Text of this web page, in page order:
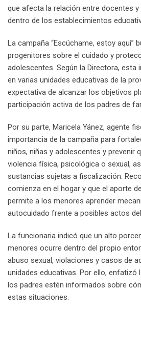
que afecta la relación entre docentes
dentro de los establecimientos
La campaña “Escúchame, estoy aquí”
progenitores sobre el cuidado y
adolescentes. Según la Directora, esta
en varias unidades educativas de la
expectativa de alcanzar los objetivos
participación activa de los padres de
Por su parte, Maricela Yánez, agente
importancia de la campaña para
niños, niñas y adolescentes y prevenir
violencia física, psicológica o sexual,
sustancias sujetas a fiscalización.
comienza en el hogar y que el aporte
permite a los menores aprender
autocuidado frente a posibles actos
La funcionaria indicó que un alto
menores ocurre dentro del propio
abuso sexual, violaciones y casos de
unidades educativas. Por ello, enfatizó
los padres estén informados sobre
estas situaciones.